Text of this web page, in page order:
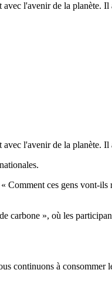
l'avenir de la planète.
l'avenir de la planète.
ces gens vont-
carbone », où les
continuons à consommer